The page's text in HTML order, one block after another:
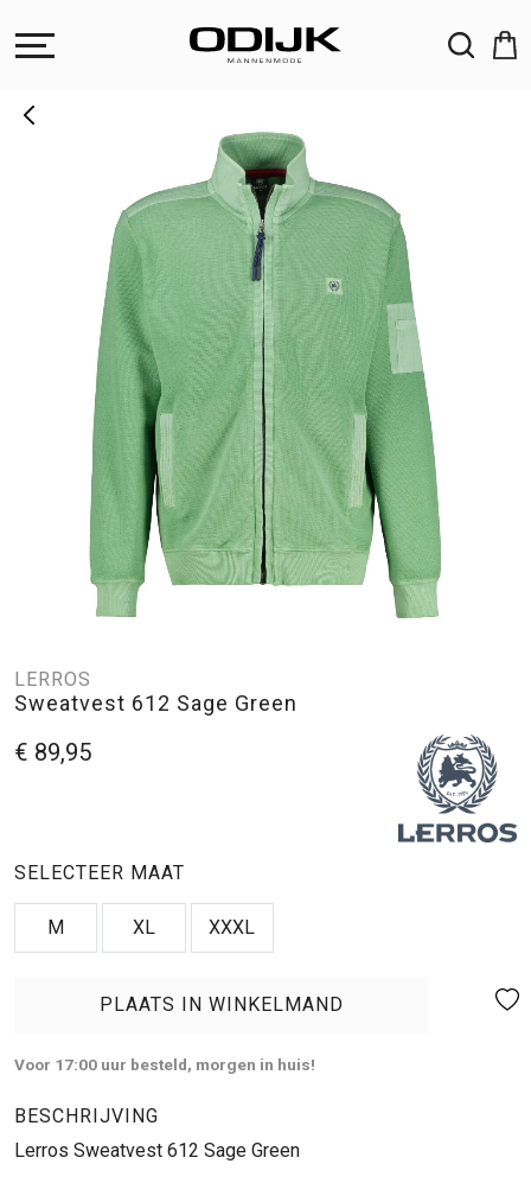
LERROS
Sweatvest 612 Sage Green
€ 89,95
SELECTEER MAAT
M XL XXXL
PLAATS IN WINKELMAND
Voor 17:00 uur besteld, morgen in huis!
BESCHRIJVING
Lerros Sweatvest 612 Sage Green